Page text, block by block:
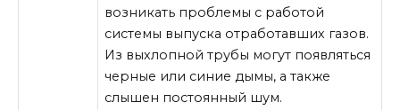
возникать проблемы с работой
системы выпуска отработавших газов.
Из выхлопной трубы могут появляться
черные или синие дымы, а также
слышен постоянный шум.